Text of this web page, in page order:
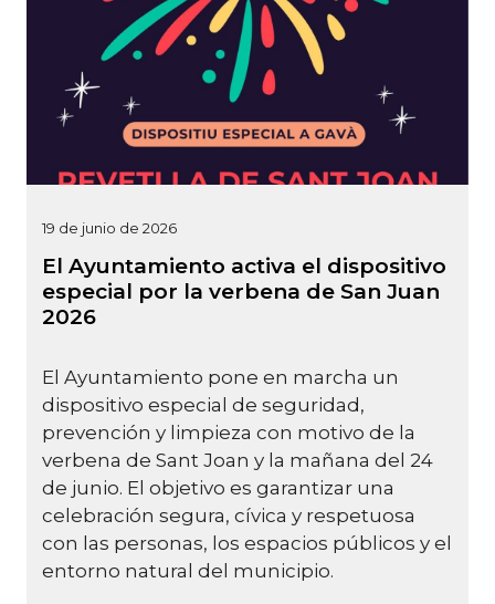
19 de junio de 2026
El Ayuntamiento activa el dispositivo
especial por la verbena de San Juan
2026
El Ayuntamiento pone en marcha un
dispositivo especial de seguridad,
prevención y limpieza con motivo de la
verbena de Sant Joan y la mañana del 24
de junio. El objetivo es garantizar una
celebración segura, cívica y respetuosa
con las personas, los espacios públicos y el
entorno natural del municipio.